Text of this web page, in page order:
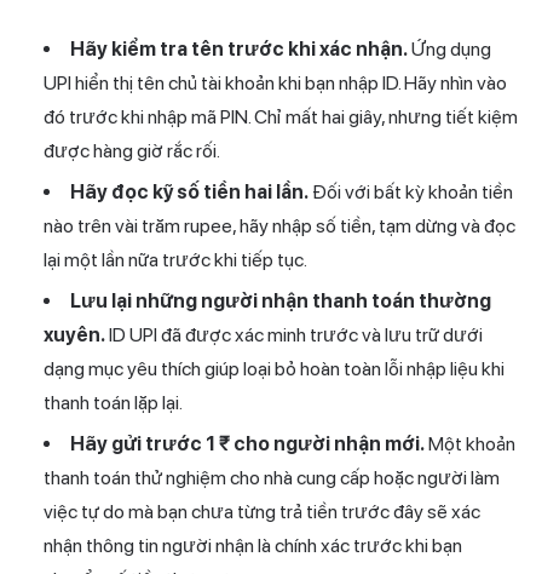
Hãy kiểm tra tên trước khi xác nhận.Ứng dụng
UPI hiển thị tên chủ tài khoản khi bạn nhập ID. Hãy nhìn vào
đó trước khi nhập mã PIN. Chỉ mất hai giây, nhưng tiết kiệm
được hàng giờ rắc rối.
Hãy đọc kỹ số tiền hai lần. Đối với bất kỳ khoản tiền
nào trên vài trăm rupee, hãy nhập số tiền, tạm dừng và đọc
lại một lần nữa trước khi tiếp tục.
Lưu lại những người nhận thanh toán thường
xuyên.ID UPI đã được xác minh trước và lưu trữ dưới
dạng mục yêu thích giúp loại bỏ hoàn toàn lỗi nhập liệu khi
thanh toán lặp lại.
Hãy gửi trước 1 ₹ cho người nhận mới.Một khoản
thanh toán thử nghiệm cho nhà cung cấp hoặc người làm
việc tự do mà bạn chưa từng trả tiền trước đây sẽ xác
nhận thông tin người nhận là chính xác trước khi bạn